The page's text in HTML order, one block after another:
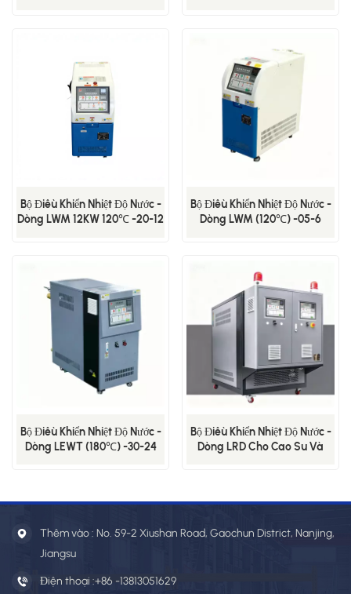
Bộ Điều Khiển Nhiệt Độ Nước -
Dòng LWM 12KW 120℃ -20-12
Bộ Điều Khiển Nhiệt Độ Nước -
Dòng LWM (120℃) -05-6
Bộ Điều Khiển Nhiệt Độ Nước -
Dòng LEWT (180℃) -30-24
Bộ Điều Khiển Nhiệt Độ Nước -
Dòng LRD Cho Cao Su Và
Thêm vào : No. 59-2 Xiushan Road, Gaochun District, Nanjing,
Jiangsu
Điện thoại :+86 -13813051629